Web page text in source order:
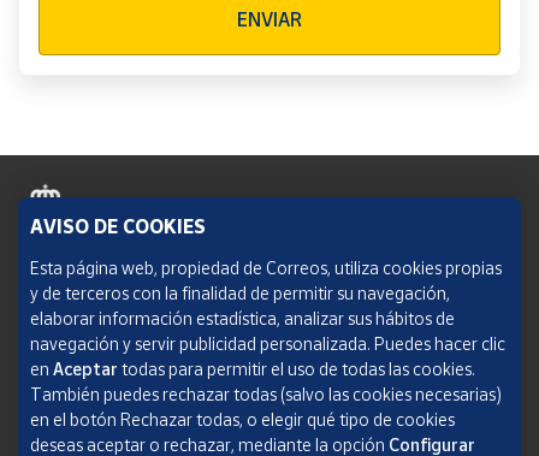
ENVIAR
Política de cookies
Aviso legal
Condiciones del servicio
Política de Privacidad Web
AVISO DE COOKIES
Esta página web, propiedad de Correos, utiliza cookies propias
y de terceros con la finalidad de permitir su navegación,
elaborar información estadística, analizar sus hábitos de
navegación y servir publicidad personalizada. Puedes hacer clic
en Aceptar todas para permitir el uso de todas las cookies.
También puedes rechazar todas (salvo las cookies necesarias)
en el botón Rechazar todas, o elegir qué tipo de cookies
deseas aceptar o rechazar, mediante la opción Configurar